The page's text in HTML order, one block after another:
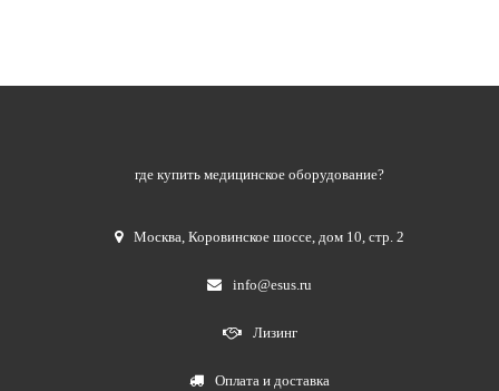
где купить медицинское оборудование?
Москва,Коровинское шоссе, дом 10, стр. 2
info@esus.ru
Лизинг
Оплата и доставка